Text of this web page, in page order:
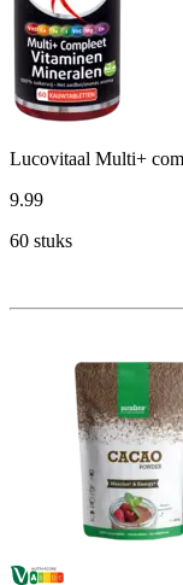
Lucovitaal Multi+
9.99
60 stuks